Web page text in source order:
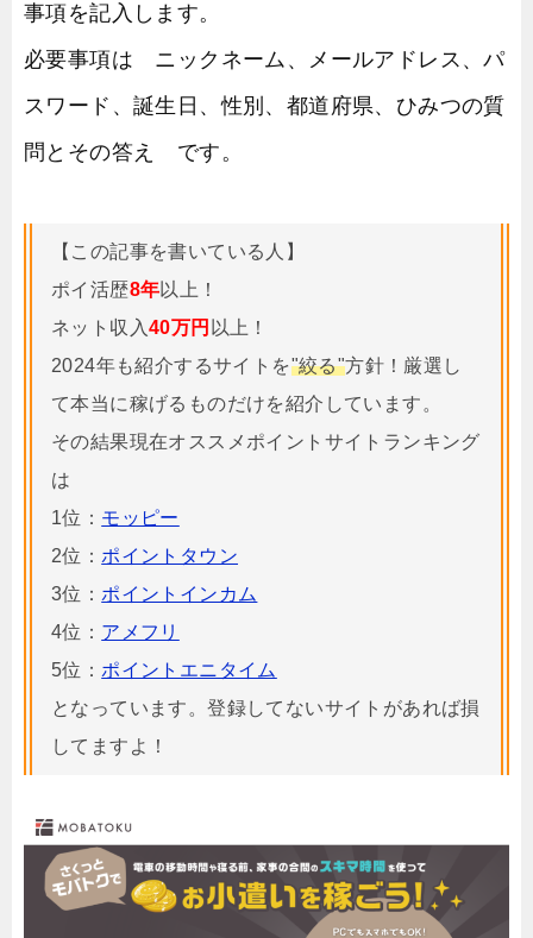
事項を記入します。
必要事項は ニックネーム、メールアドレス、パ
スワード、誕生日、性別、都道府県、ひみつの質
問とその答え です。
【この記事を書いている人】
ポイ活歴8年以上！
ネット収入40万円 以上！
2024年も紹介するサイトを"絞る"方針！厳選し
て本当に稼げるものだけを紹介しています。
その結果現在オススメポイントサイトランキング
は
1位： モッピー
2位： ポイントタウン
3位： ポイントインカム
4位： アメフリ
5位： ポイントエニタイム
となっています。登録してないサイトがあれば損
してますよ！